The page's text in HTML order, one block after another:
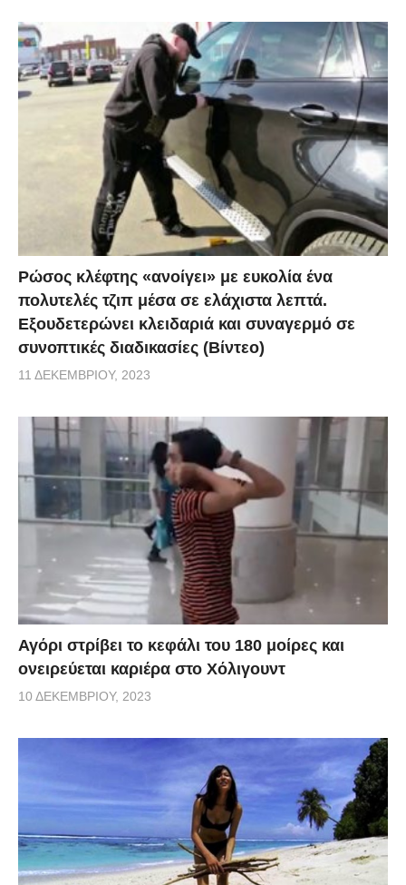
Ρώσος κλέφτης «ανοίγει» με ευκολία ένα
πολυτελές τζιπ μέσα σε ελάχιστα λεπτά.
Εξουδετερώνει κλειδαριά και συναγερμό σε
συνοπτικές διαδικασίες (Βίντεο)
11 ΔΕΚΕΜΒΡΊΟΥ, 2023
Αγόρι στρίβει το κεφάλι του 180 μοίρες και
ονειρεύεται καριέρα στο Χόλιγουντ
10 ΔΕΚΕΜΒΡΊΟΥ, 2023